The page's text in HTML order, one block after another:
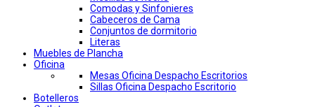
Comodas y Sinfonieres
Cabeceros de Cama
Conjuntos de dormitorio
Literas
Muebles de Plancha
Oficina
Mesas Oficina Despacho Escritorios
Sillas Oficina Despacho Escritorio
Botelleros